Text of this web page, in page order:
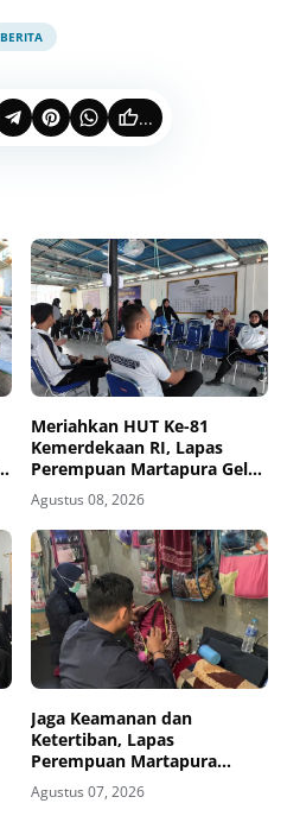
BERITA
...
Meriahkan HUT Ke-81
Kemerdekaan RI, Lapas
Perempuan Martapura Gelar
Porseni Antarpetugas
Agustus 08, 2026
Jaga Keamanan dan
Ketertiban, Lapas
Perempuan Martapura
Intensifkan Razia di Blok
Maximum Security
Agustus 07, 2026